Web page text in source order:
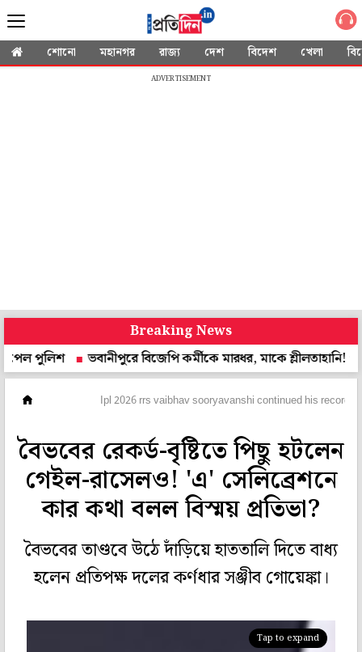
শোনো মহানগর রাজ্য দেশ বিদেশ খেলা
ADVERTISEMENT
Breaking News
ভবানীপুরে বিজেপি কর্মীকে মারধর, মাকে শ্লীলতাহানি! পুলিশের জালে
Ipl 2026 rrs vaibhav sooryavanshi continued his record
বৈভবের রেকর্ড-বৃষ্টিতে পিছু হটলেন
গেইল-রাসেলও! 'এ' সেলিব্রেশনে
কার কথা বলল বিস্ময় প্রতিভা?
বৈভবের তাণ্ডবে উঠে দাঁড়িয়ে হাততালি দিতে বাধ্য
হলেন প্রতিপক্ষ দলের কর্ণধার সঞ্জীব গোয়েঙ্কা।
Tap to expand